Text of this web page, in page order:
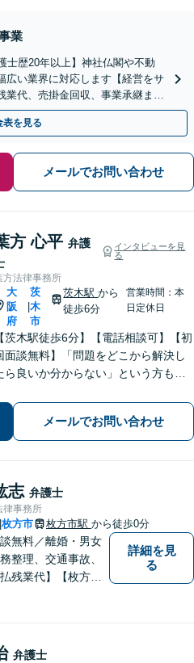
業
士歴20年以上】神社仏閣や不動
広い業界に対応します【経営をサ
代、売掛金回収、事業承継まで
枚方市駅6分】
表を見る
メールでお問い合わせ
方 心平 弁護
インタビューを見
る
方法律事務所
大
阪
府
茨
木
市
茨木駅から
徒歩6分
営業時間：本
日定休日
【茨木駅徒歩6分】【電話相談可】【初
面談無料】「問題をどこから解決し
ら良いか分からない」という方も、
続・交通事故など、「不利」「厳し
い」と思われる内容にも幅広く対応し
す【朝8:30から営業】
メールでお問い合わせ
志 弁護士
律事務所
枚方市 枚方市駅 から徒歩0分
談無料／離婚・男女
整理、交通事故、
残業代】【枚方市
いをしています。
詳細を見
る
弁護士